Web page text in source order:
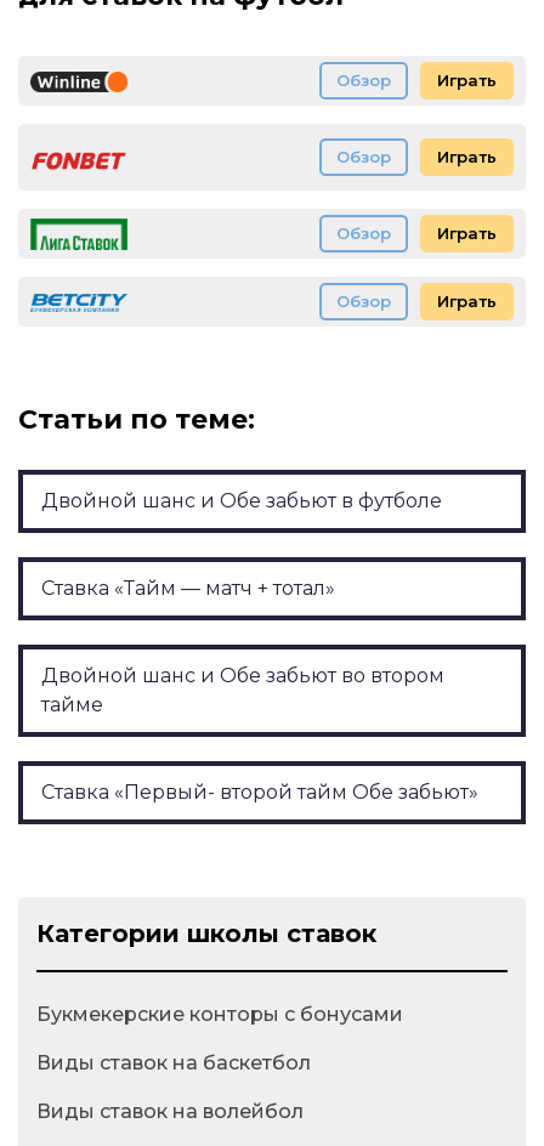
Обзор Играть
Обзор Играть
Обзор Играть
Обзор Играть
Статьи по теме:
Двойной шанс и Обе забьют в футболе
Ставка «Тайм — матч + тотал»
Двойной шанс и Обе забьют во втором
тайме
Ставка «Первый- второй тайм Обе забьют»
Категории школы ставок
Букмекерские конторы с бонусами
Виды ставок на баскетбол
Виды ставок на волейбол